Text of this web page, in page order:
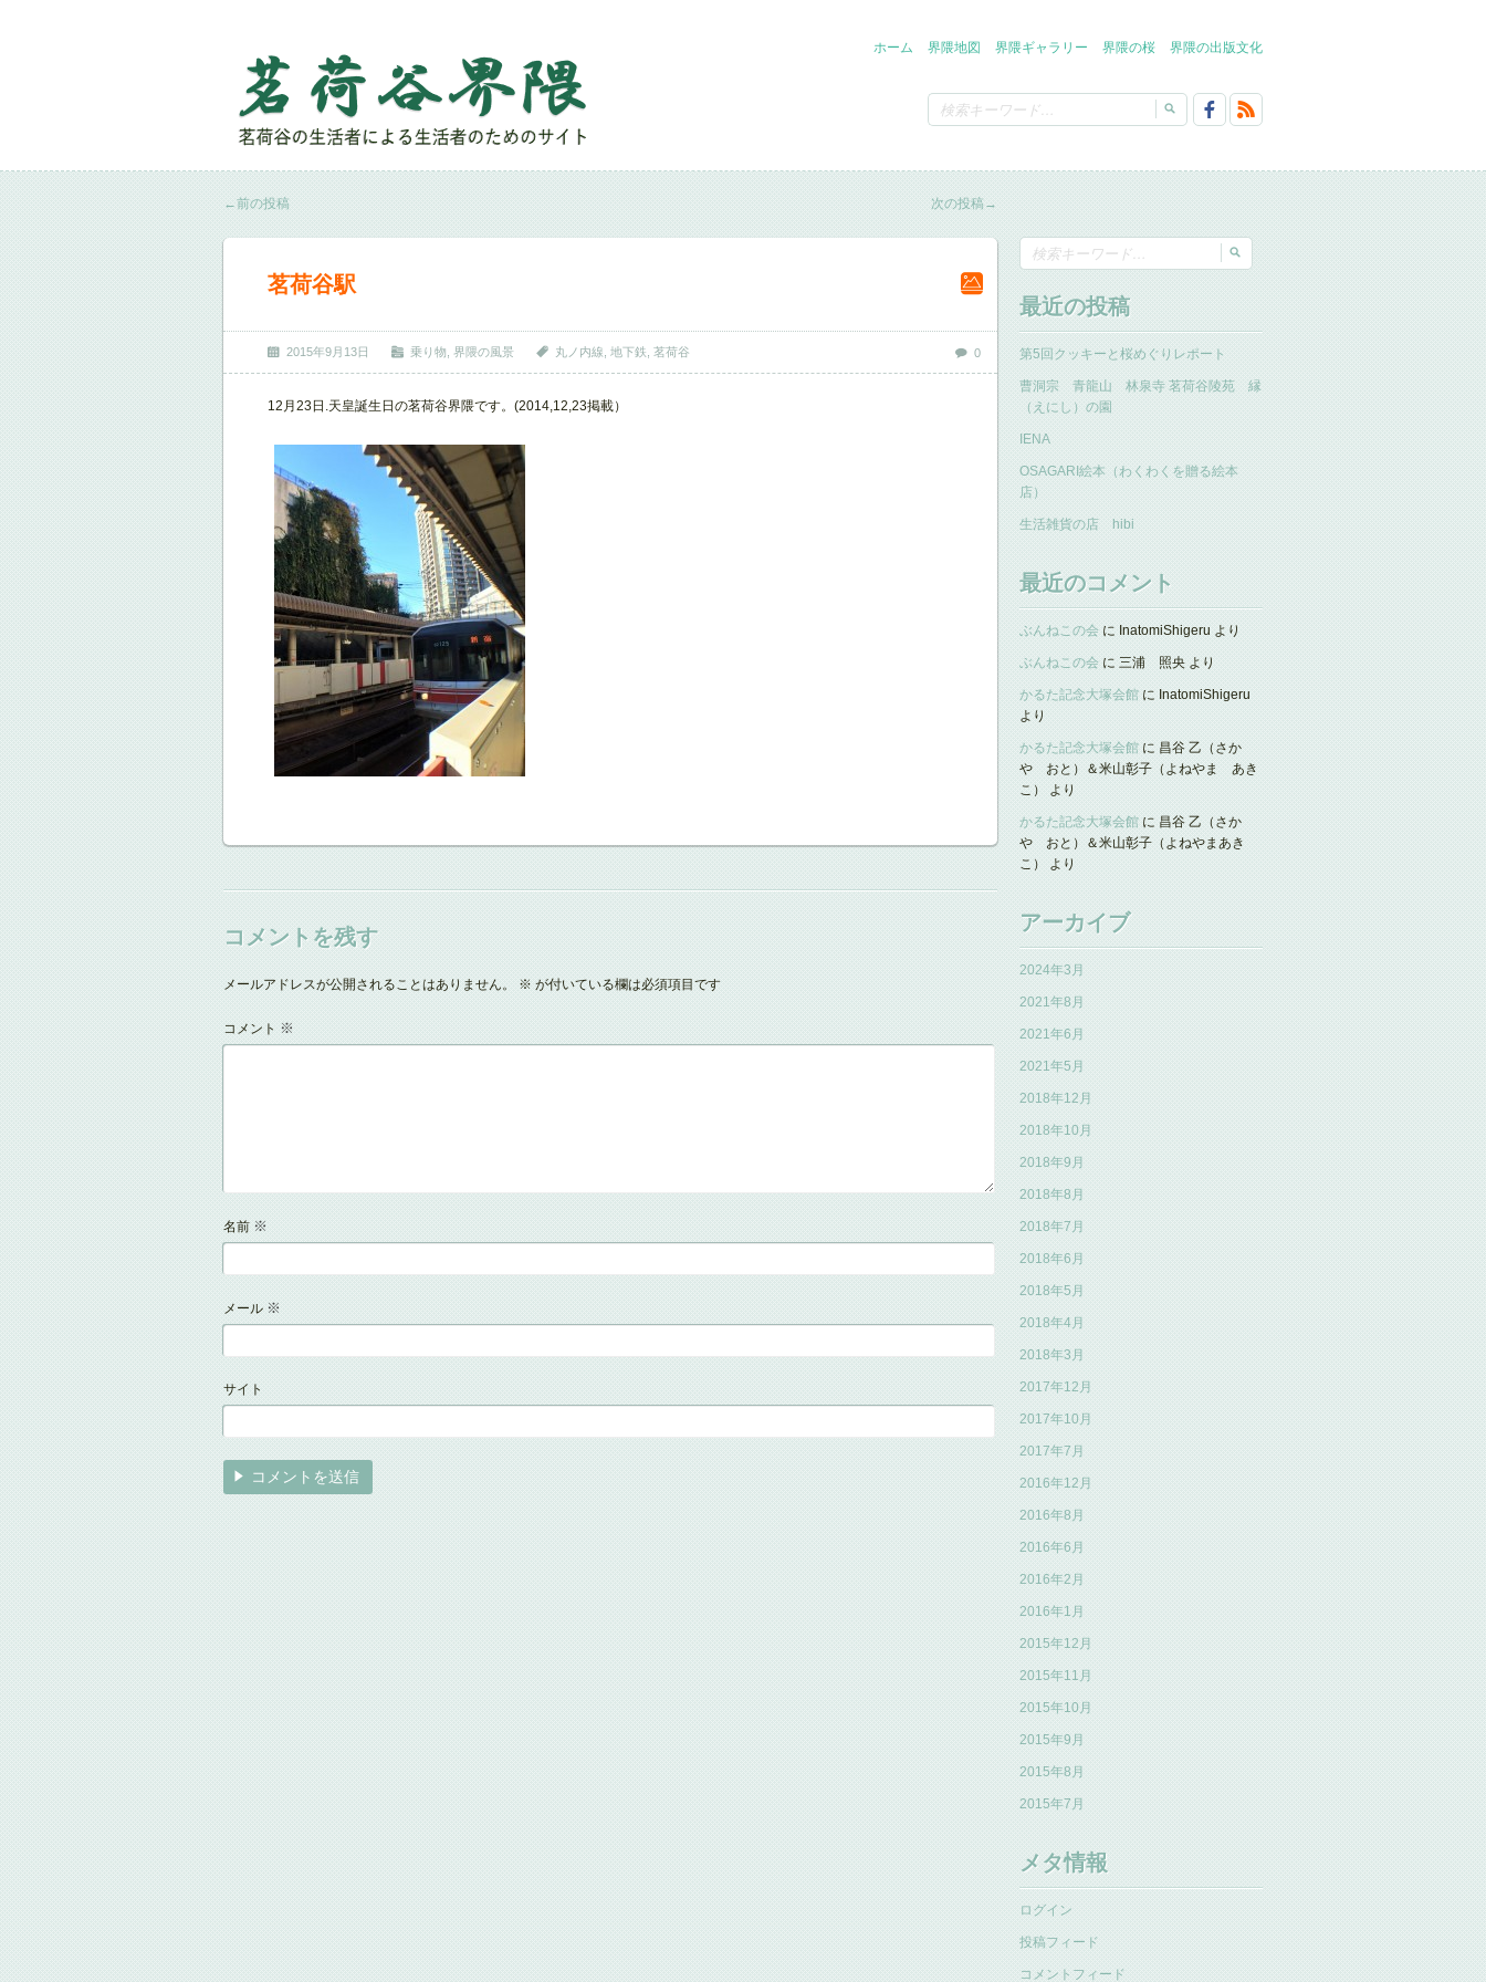
ホーム 界隈地図 界隈ギャラリー 界隈の桜 界隈の出版文化
←前の投稿 次の投稿→
茗荷谷駅
0
2015年9月13日 乗り物 界隈の風景 丸ノ内線 地下鉄 茗荷谷
12月23日.天皇誕生日の茗荷谷界隈です。(2014,12,23掲載）
コメントを残す
メールアドレスが公開されることはありません。 ※ が付いている欄は必須項目です
コメント ※
名前 ※
メール ※
サイト
最近の投稿
第5回クッキーと桜めぐりレポート
曹洞宗 青龍山 林泉寺 茗荷谷陵苑 縁
（えにし）の園
IENA
OSAGARI絵本（わくわくを贈る絵本
店）
生活雑貨の店 hibi
最近のコメント
ぶんねこの会 に InatomiShigeru より
ぶんねこの会 に 三浦 照央 より
かるた記念大塚会館 に InatomiShigeru
より
かるた記念大塚会館 に 昌谷 乙（さか
や おと）＆米山彰子（よねやま あき
こ）
より
かるた記念大塚会館 に 昌谷 乙（さか
や おと）＆米山彰子（よねやまあき
こ）
より
アーカイブ
2024年3月
2021年8月
2021年6月
2021年5月
2018年12月
2018年10月
2018年9月
2018年8月
2018年7月
2018年6月
2018年5月
2018年4月
2018年3月
2017年12月
2017年10月
2017年7月
2016年12月
2016年8月
2016年6月
2016年2月
2016年1月
2015年12月
2015年11月
2015年10月
2015年9月
2015年8月
2015年7月
メタ情報
ログイン
投稿フィード
コメントフィード